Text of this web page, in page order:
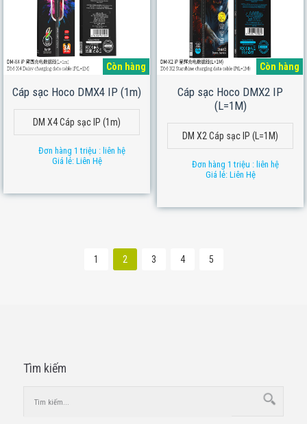
Còn hàng
Cáp sạc Hoco DMX4 IP (1m)
DM X4 Cáp sạc IP (1m)
Đơn hàng 1 triệu : liên hệ
Giá lẻ: Liên Hệ
Còn hàng
Cáp sạc Hoco DMX2 IP
(L=1M)
DM X2 Cáp sạc IP (L=1M)
Đơn hàng 1 triệu : liên hệ
Giá lẻ: Liên Hệ
1 2 3 4 5
Tìm kiếm